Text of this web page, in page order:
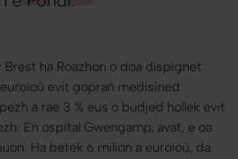
ha Roazhon o doa dispignet
evit goprañ medisined
a rae 3 % eus o budjed hollek evit
En ospital Gwengamp, avat, e oa
Ha betek 6 milion a euroioù, da